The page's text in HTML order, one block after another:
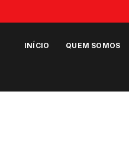
INÍCIO QUEM SOMOS